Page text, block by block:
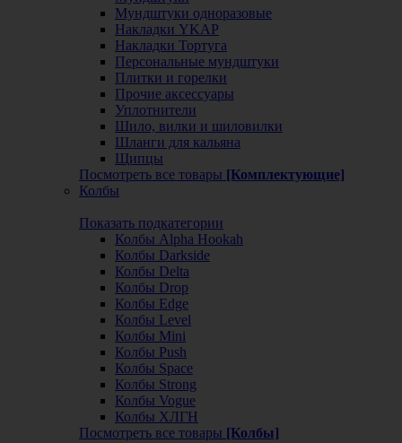
Мундштуки одноразовые
Накладки YKAP
Накладки Тортуга
Персональные мундштуки
Плитки и горелки
Прочие аксессуары
Уплотнители
Шило, вилки и шиловилки
Шланги для кальяна
Щипцы
Посмотреть все товары [Комплектующие]
Колбы
Показать подкатегории
Колбы Alpha Hookah
Колбы Darkside
Колбы Delta
Колбы Drop
Колбы Edge
Колбы Level
Колбы Mini
Колбы Push
Колбы Space
Колбы Strong
Колбы Vogue
Колбы ХЛГН
Посмотреть все товары [Колбы]